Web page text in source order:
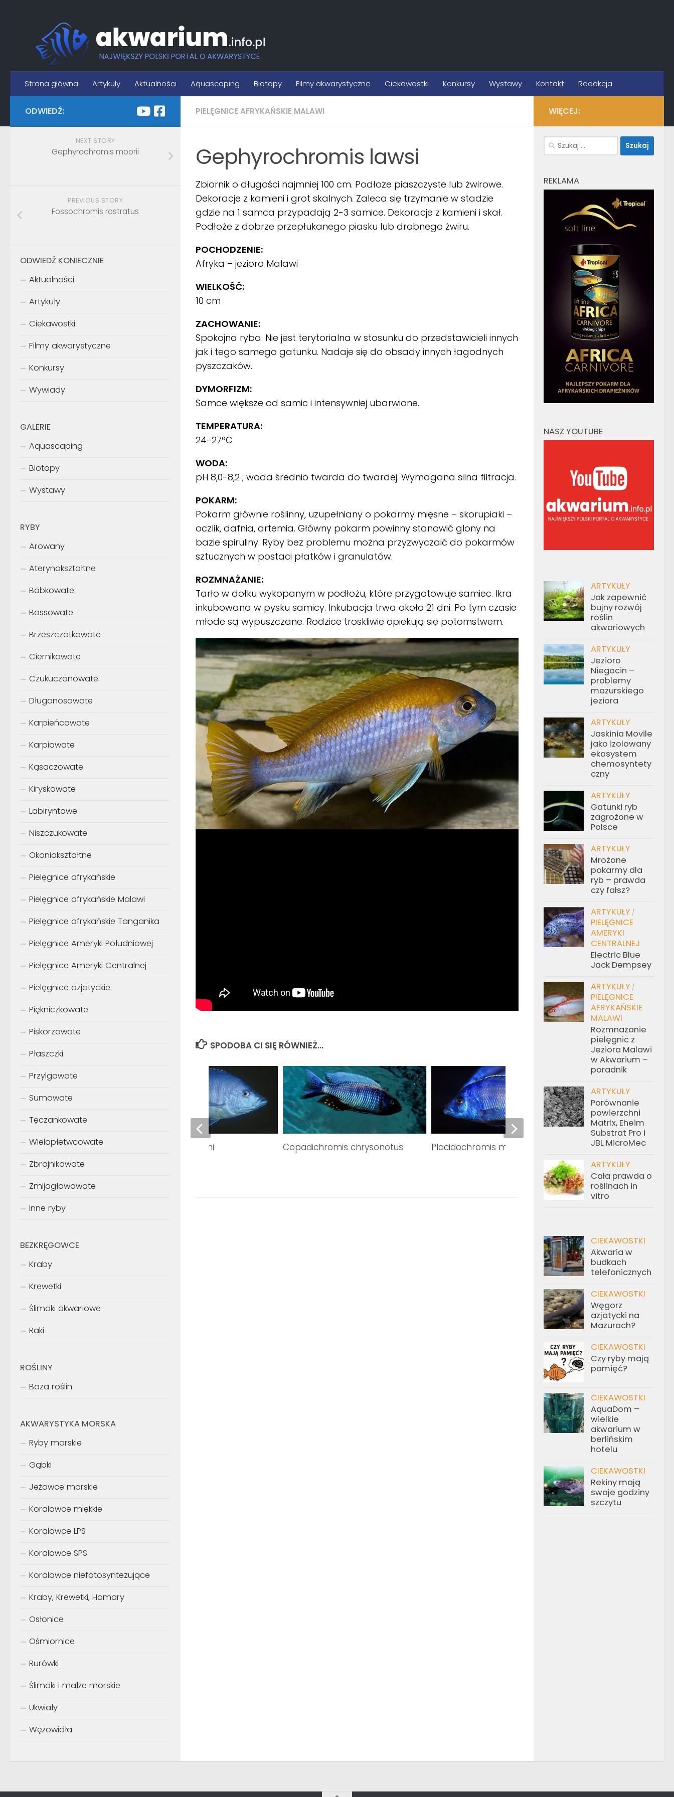
Strona główna Artykuły Aktualności Aquascaping Biotopy Filmy akwarystyczne Ciekawostki Konkursy Wystawy Kontakt Redakcja
PIELĘGNICE AFRYKAŃSKIE MALAWI
Gephyrochromis lawsi
Zbiornik o długości najmniej 100 cm. Podłoże piaszczyste lub żwirowe.
Dekoracje z kamieni i grot skalnych. Zaleca się trzymanie w stadzie
gdzie na 1 samca przypadają 2-3 samice. Dekoracje z kamieni i skał.
Podłoże z dobrze przepłukanego piasku lub drobnego żwiru.
POCHODZENIE:
Afryka – jezioro Malawi
WIELKOŚĆ:
10 cm
ZACHOWANIE:
Spokojna ryba. Nie jest terytorialna w stosunku do przedstawicieli innych
jak i tego samego gatunku. Nadaje się do obsady innych łagodnych
pyszczaków.
DYMORFIZM:
Samce większe od samic i intensywniej ubarwione.
TEMPERATURA:
24-27ºC
WODA:
pH 8,0-8,2 ; woda średnio twarda do twardej. Wymagana silna filtracja.
POKARM:
Pokarm głównie roślinny, uzupełniany o pokarmy mięsne – skorupiaki –
oczlik, dafnia, artemia. Główny pokarm powinny stanowić glony na
bazie spiruliny. Ryby bez problemu można przyzwyczaić do pokarmów
sztucznych w postaci płatków i granulatów.
ROZMNAŻANIE:
Tarło w dołku wykopanym w podłożu, które przygotowuje samiec. Ikra
inkubowana w pysku samicy. Inkubacja trwa około 21 dni. Po tym czasie
młode są wypuszczane. Rodzice troskliwie opiekują się potomstwem.
SPODOBA CI SIĘ RÓWNIEŻ...
Copadichromis chrysonotus Placidochromis milomo
Metriaclima estherae
Pyszczak zebra
Caprichromis liemi
ODWIEDŹ:
NEXT STORY
Gephyrochromis moorii
PREVIOUS STORY
Fossochromis rostratus
ODWIEDŹ KONIECZNIE
Aktualności
Artykuły
Ciekawostki
Filmy akwarystyczne
Konkursy
Wywiady
GALERIE
Aquascaping
Biotopy
Wystawy
RYBY
Arowany
Aterynokształtne
Babkowate
Bassowate
Brzeszczotkowate
Ciernikowate
Czukuczanowate
Długonosowate
Karpieńcowate
Karpiowate
Kąsaczowate
Kiryskowate
Labiryntowe
Niszczukowate
Okoniokształtne
Pielęgnice afrykańskie
Pielęgnice afrykańskie Malawi
Pielęgnice afrykańskie Tanganika
Pielęgnice Ameryki Południowej
Pielęgnice Ameryki Centralnej
Pielęgnice azjatyckie
Piękniczkowate
Piskorzowate
Płaszczki
Przylgowate
Sumowate
Tęczankowate
Wielopłetwcowate
Zbrojnikowate
Żmijogłowowate
Inne ryby
BEZKRĘGOWCE
Kraby
Krewetki
Ślimaki akwariowe
Raki
ROŚLINY
Baza roślin
AKWARYSTYKA MORSKA
Ryby morskie
Gąbki
Jeżowce morskie
Koralowce miękkie
Koralowce LPS
Koralowce SPS
Koralowce niefotosyntezujące
Kraby, Krewetki, Homary
Osłonice
Ośmiornice
Rurówki
Ślimaki i małże morskie
Ukwiały
Wężowidła
WIĘCEJ:
Szukaj:
REKLAMA
NASZ YOUTUBE
ARTYKUŁY
Jak zapewnić
bujny rozwój
roślin
akwariowych
ARTYKUŁY
Jezioro
Niegocin –
problemy
mazurskiego
jeziora
ARTYKUŁY
Jaskinia Movile
jako izolowany
ekosystem
chemosyntety
czny
ARTYKUŁY
Gatunki ryb
zagrożone w
Polsce
ARTYKUŁY
Mrożone
pokarmy dla
ryb – prawda
czy fałsz?
ARTYKUŁY /
PIELĘGNICE
AMERYKI
CENTRALNEJ
Electric Blue
Jack Dempsey
ARTYKUŁY /
PIELĘGNICE
AFRYKAŃSKIE
MALAWI
Rozmnażanie
pielęgnic z
Jeziora Malawi
w Akwarium –
poradnik
ARTYKUŁY
Porównanie
powierzchni
Matrix, Eheim
Substrat Pro i
JBL MicroMec
ARTYKUŁY
Cała prawda o
roślinach in
vitro
CIEKAWOSTKI
Akwaria w
budkach
telefonicznych
CIEKAWOSTKI
Węgorz
azjatycki na
Mazurach?
CIEKAWOSTKI
Czy ryby mają
pamięć?
CIEKAWOSTKI
AquaDom –
wielkie
akwarium w
berlińskim
hotelu
CIEKAWOSTKI
Rekiny mają
swoje godziny
szczytu